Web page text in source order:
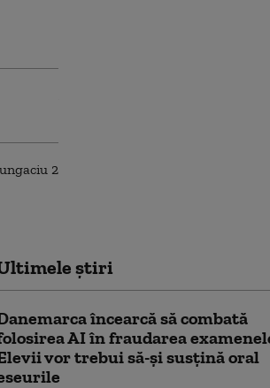
știri
încearcă să combată
AI în fraudarea
vor trebui să-şi susţină oral